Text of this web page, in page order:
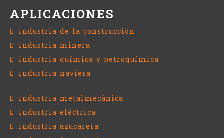
APLICACIONES
industria de la construcción
industria minera
industria química y petroquímica
industria naviera
industria metalmecánica
industria eléctrica
industria azucarera